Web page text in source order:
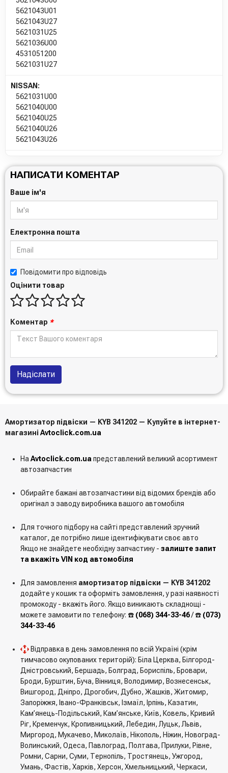
Сайт: https://kyb-europe.com/ukr/
Усі запчастини KYB →
5621043U01
5621043U27
5621031U25
5621036U00
4531051200
5621031U27
NISSAN:
5621031U00
5621040U00
5621040U25
5621040U26
5621043U26
НАПИСАТИ КОМЕНТАР
Ваше ім'я
Електронна пошта
Повідомити про відповідь
Оцінити товар
Коментар *
Надіслати
Амортизатор підвіски — KYB 341202 — Купуйте в інтернет-
магазині Avtoclick.com.ua
На Avtoclick.com.ua представлений великий асортимент
автозапчастин
Обирайте бажані автозапчастини від відомих брендів або
оригінал з заводу виробника вашого автомобіля
Для точного підбору на сайті представлений зручний
каталог, де потрібно лише ідентифікувати своє авто
Якщо не знайдете необхідну запчастину - залиште запит
та вкажіть VIN код автомобіля
Для замовлення амортизатор підвіски — KYB 341202
додайте у кошик та оформіть замовлення, у разі наявності
промокоду - вкажіть його. Якщо виникають складнощі -
можете замовити по телефону: ☎️ (068) 344-33-46/ ☎️ (073)
344-33-46
Відправка в день замовлення по всій Україні (крім
тимчасово окупованих територій): Біла Церква, Білгород-
Дністровський, Бершадь, Болград, Бориспіль, Бровари,
Броди, Бурштин, Буча, Вінниця, Володимир, Вознесенськ,
Вишгород, Дніпро, Дрогобич, Дубно, Жашків, Житомир,
Запоріжжя, Івано-Франківськ, Ізмаїл, Ірпінь, Казатин,
Кам’янець-Подільський, Кам’янське, Київ, Ковель, Кривий
Ріг, Кременчук, Кропивницький, Лебедин, Луцьк, Львів,
Миргород, Мукачево, Миколаїв, Нікополь, Ніжин, Новоград-
Волинський, Одеса, Павлоград, Полтава, Прилуки, Рівне,
Ромни, Сарни, Суми, Тернопіль, Тростянець, Ужгород,
Умань, Фастів, Харків, Херсон, Хмельницький, Черкаси,